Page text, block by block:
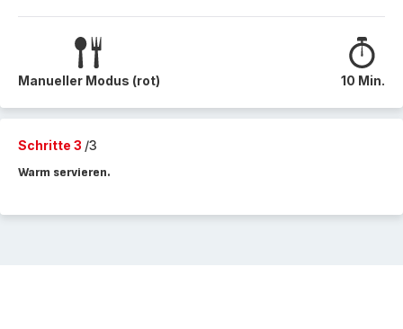
Manueller Modus (rot) 10 Min.
Schritte 3 /3
Warm servieren.